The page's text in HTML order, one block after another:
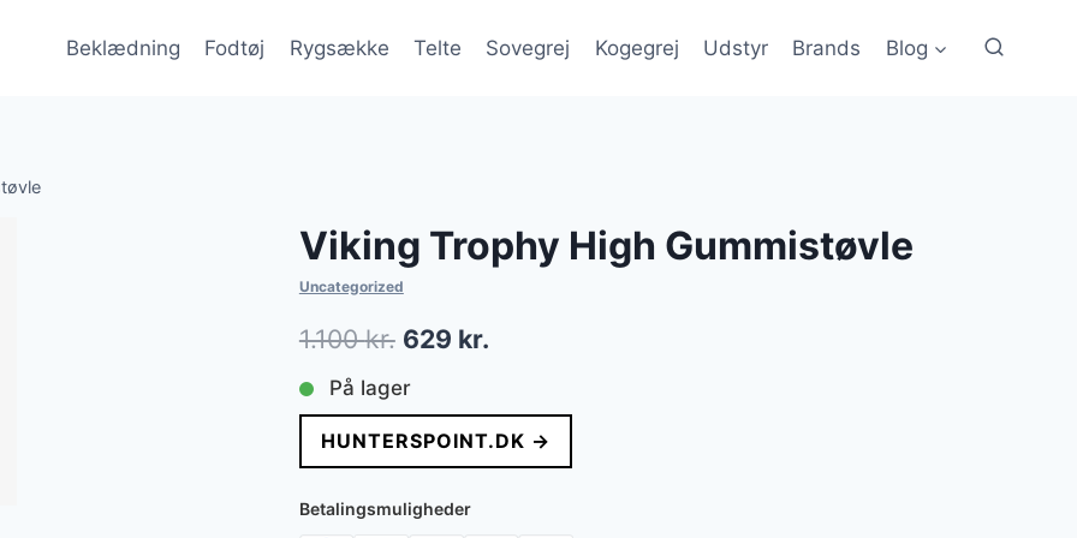
Beklædning Fodtøj Rygsække Telte Sovegrej Kogegrej Udstyr Brands Blog
Viking Trophy High Gummistøvle
Uncategorized
1.100kr. Den
oprindelige
pris
var:
1.100 kr..
629 kr.Den
pris
er:
På lager
HUNTERSPOINT.DK →
Betalingsmuligheder